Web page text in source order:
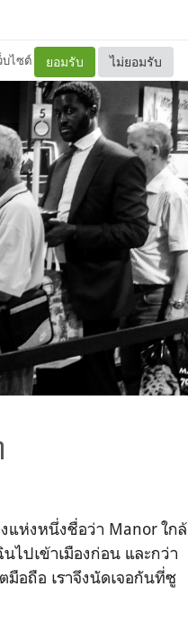
บไซต์ ยอมรับ ไม่ยอมรับ
แห่งหนึ่งชื่อว่า Manor ใกล้
ปเข้าเมืองก่อน และกว่า
มือถือ เราจึงนัดเจอกันที่ซู